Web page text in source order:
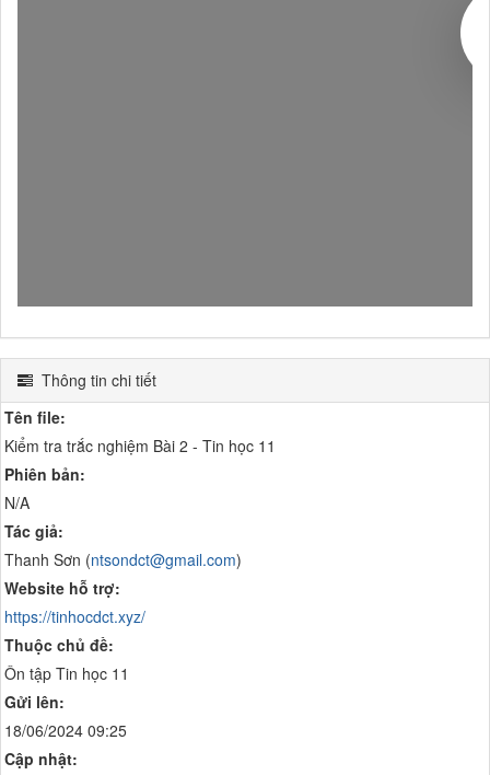
Thông tin chi tiết
Tên file:
Kiểm tra trắc nghiệm Bài 2 - Tin học 11
Phiên bản:
N/A
Tác giả:
Thanh Sơn (ntsondct@gmail.com)
Website hỗ trợ:
https://tinhocdct.xyz/
Thuộc chủ đề:
Ôn tập Tin học 11
Gửi lên:
18/06/2024 09:25
Cập nhật: